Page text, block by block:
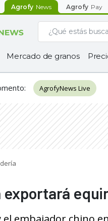
Agrofy News Agrofy Pay
Mercado de granos
: AgrofyNews Live